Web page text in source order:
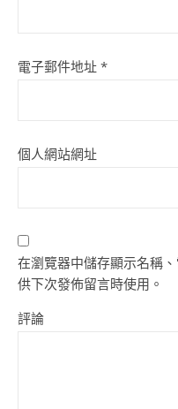
電子郵件地址 *
個人網站網址
在瀏覽器中儲存顯示名稱
供下次發佈留言時使用。
評論